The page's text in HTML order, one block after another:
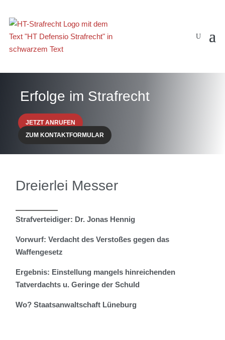
Erfolge im Strafrecht
JETZT ANRUFEN
ZUM KONTAKTFORMULAR
Dreierlei Messer
Strafverteidiger: Dr. Jonas Hennig
Vorwurf: Verdacht des Verstoßes gegen das
Waffengesetz
Ergebnis: Einstellung mangels hinreichenden
Tatverdachts u. Geringe der Schuld
Wo? Staatsanwaltschaft Lüneburg